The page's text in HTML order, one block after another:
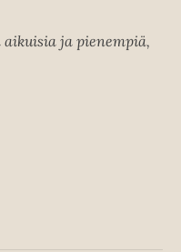
ja pienempiä,